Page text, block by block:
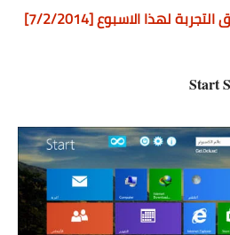
لهذا الاسبوع [7/2/2014]
Start